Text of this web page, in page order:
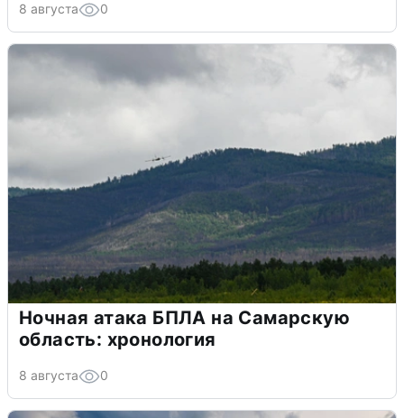
8 августа 0
Ночная атака БПЛА на Самарскую
область: хронология
8 августа 0